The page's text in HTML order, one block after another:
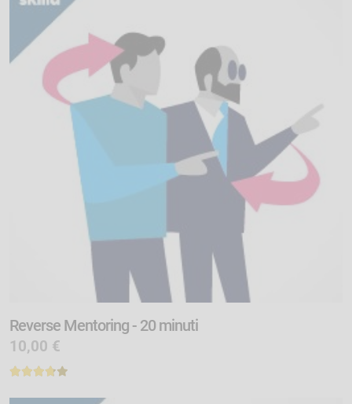
Reverse Mentoring - 20 minuti
10,00 €